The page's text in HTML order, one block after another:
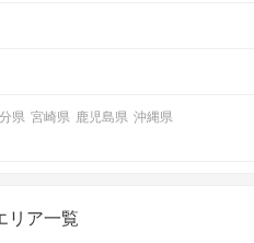
県 宮崎県 鹿児島県 沖縄県
リア一覧